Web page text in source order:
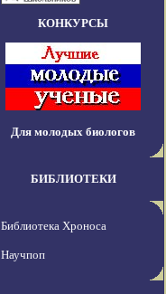
КОНКУРСЫ
Для молодых биологов
БИБЛИОТЕКИ
Библиотека Хроноса
Научпоп